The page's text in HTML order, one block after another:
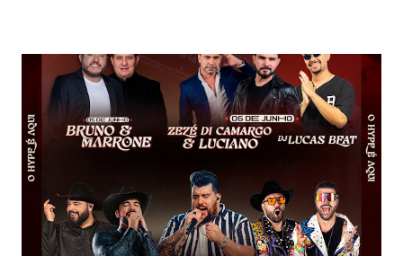
única, com o público cantando junto do início ao fim. Criado em
2018, o projeto Violada BeD se tornou uma verdadeira marca
registrada da carreira da dupla, oferecendo ao público um show
imersivo, com horas de duração, que mistura grandes clássicos
do sertanejo com homenagens a outros gêneros. No palco,
Bruninho & Davi transitam com naturalidade entre os seus hits e
releituras de artistas como Sandy & Junior, CPM 22 e
Detonautas, cria...